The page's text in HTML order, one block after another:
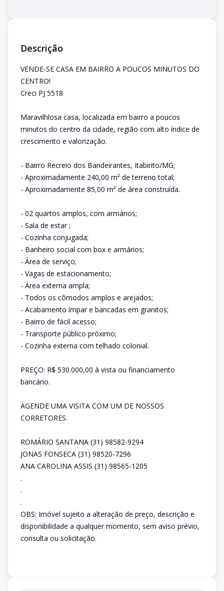
Descrição
VENDE-SE CASA EM BAIRRO A POUCOS MINUTOS DO
CENTRO!
Creci PJ 5518
Maravilhlosa casa, localizada em bairro a poucos
minutos do centro da cidade, região com alto índice de
crescimento e valorização.
- Bairro Recreio dos Bandeirantes, Itabirito/MG;
- Aproximadamente 240,00 m² de terreno total;
- Aproximadamente 85,00 m² de área construída.
- 02 quartos amplos, com armários;
- Sala de estar ;
- Cozinha conjugada;
- Banheiro social com box e armários;
- Área de serviço;
- Vagas de estacionamento;
- Área externa ampla;
- Todos os cômodos amplos e arejados;
- Acabamento ímpar e bancadas em granitos;
- Bairro de fácil acesso;
- Transporte público próximo;
- Cozinha externa com telhado colonial.
PREÇO: R$ 530.000,00 à vista ou financiamento
bancário.
AGENDE UMA VISITA COM UM DE NOSSOS
CORRETORES.
ROMÁRIO SANTANA (31) 98582-9294
JONAS FONSECA (31) 98520-7296
ANA CAROLINA ASSIS (31) 98565-1205
.
.
.
OBS: Imóvel sujeito a alteração de preço, descrição e
disponibilidade a qualquer momento, sem aviso prévio,
consulta ou solicitação.